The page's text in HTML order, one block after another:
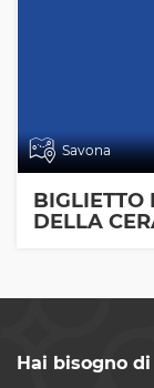
Savona
BIGLIETTO
DELLA
Hai bisogno